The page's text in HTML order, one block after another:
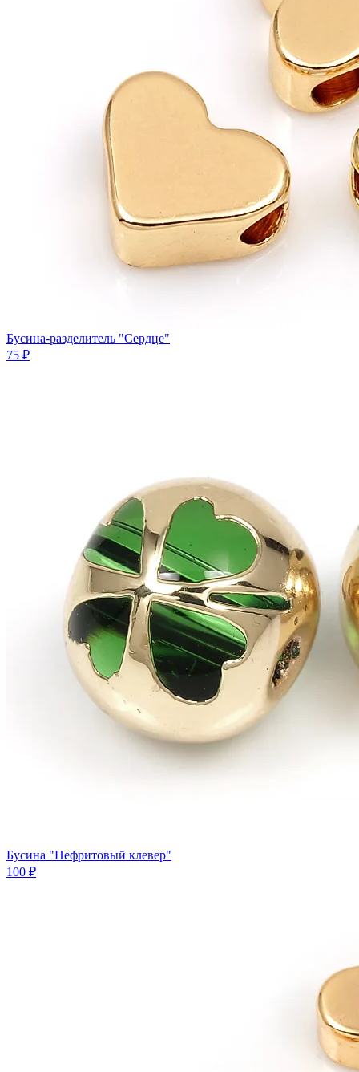
Бусина-разделитель "Сердце"
75 ₽
Бусина "Нефритовый клевер"
100 ₽